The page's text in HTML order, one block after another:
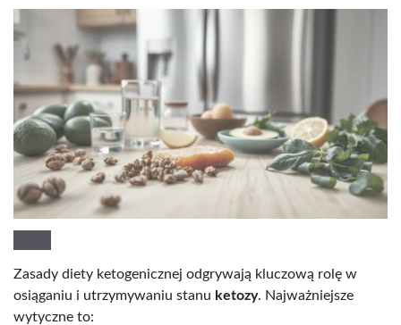
Zasady diety ketogenicznej odgrywają kluczową rolę w
osiąganiu i utrzymywaniu stanu ketozy. Najważniejsze
wytyczne to: